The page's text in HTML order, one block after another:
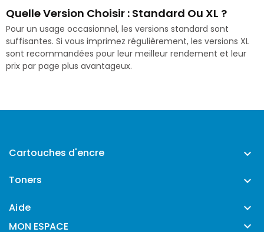
Quelle Version Choisir : Standard Ou XL ?
Pour un usage occasionnel, les versions standard sont
suffisantes. Si vous imprimez régulièrement, les versions XL
sont recommandées pour leur meilleur rendement et leur
prix par page plus avantageux.
Cartouches d'encre 
Toners 
Aide 
MON ESPACE 